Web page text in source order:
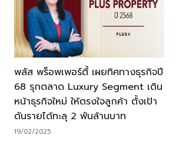
พลัส พร็อพเพอร์ตี้ เผยทิศทางธุรกิจปี
68 รุกตลาด Luxury Segment เดิน
หน้าธุรกิจใหม่ ให้ตรงใจลูกค้า ตั้งเป้า
ดันรายได้ทะลุ 2 พันล้านบาท
19/02/2025